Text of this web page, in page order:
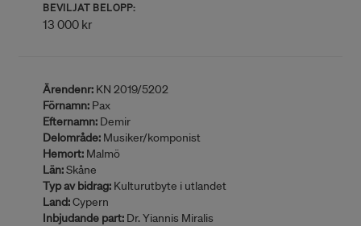
BEVILJAT BELOPP:
13 000 kr
Ärendenr: KN 2019/5202
Förnamn: Pax
Efternamn: Demir
Delområde: Musiker/komponist
Hemort: Malmö
Län:Skåne
Typ av bidrag: Kulturutbyte i utlandet
Land:Cypern
Inbjudande part: Dr. Yiannis Miralis